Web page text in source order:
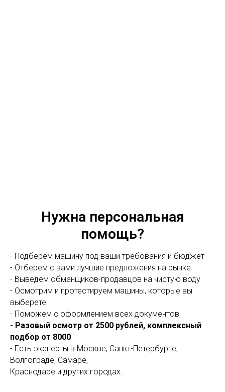
Нужна персональная
помощь?
- Подберем машину под ваши требования и бюджет
- Отберем с вами лучшие предложения на рынке
- Выведем обманщиков-продавцов на чистую воду
- Осмотрим и протестируем машины, которые вы
выберете
- Поможем с оформлением всех документов
- Разовый осмотр от 2500 рублей, комплексный
подбор от 8000
- Есть эксперты в Москве, Санкт-Петербурге,
Волгограде, Самаре,
Краснодаре и других городах.